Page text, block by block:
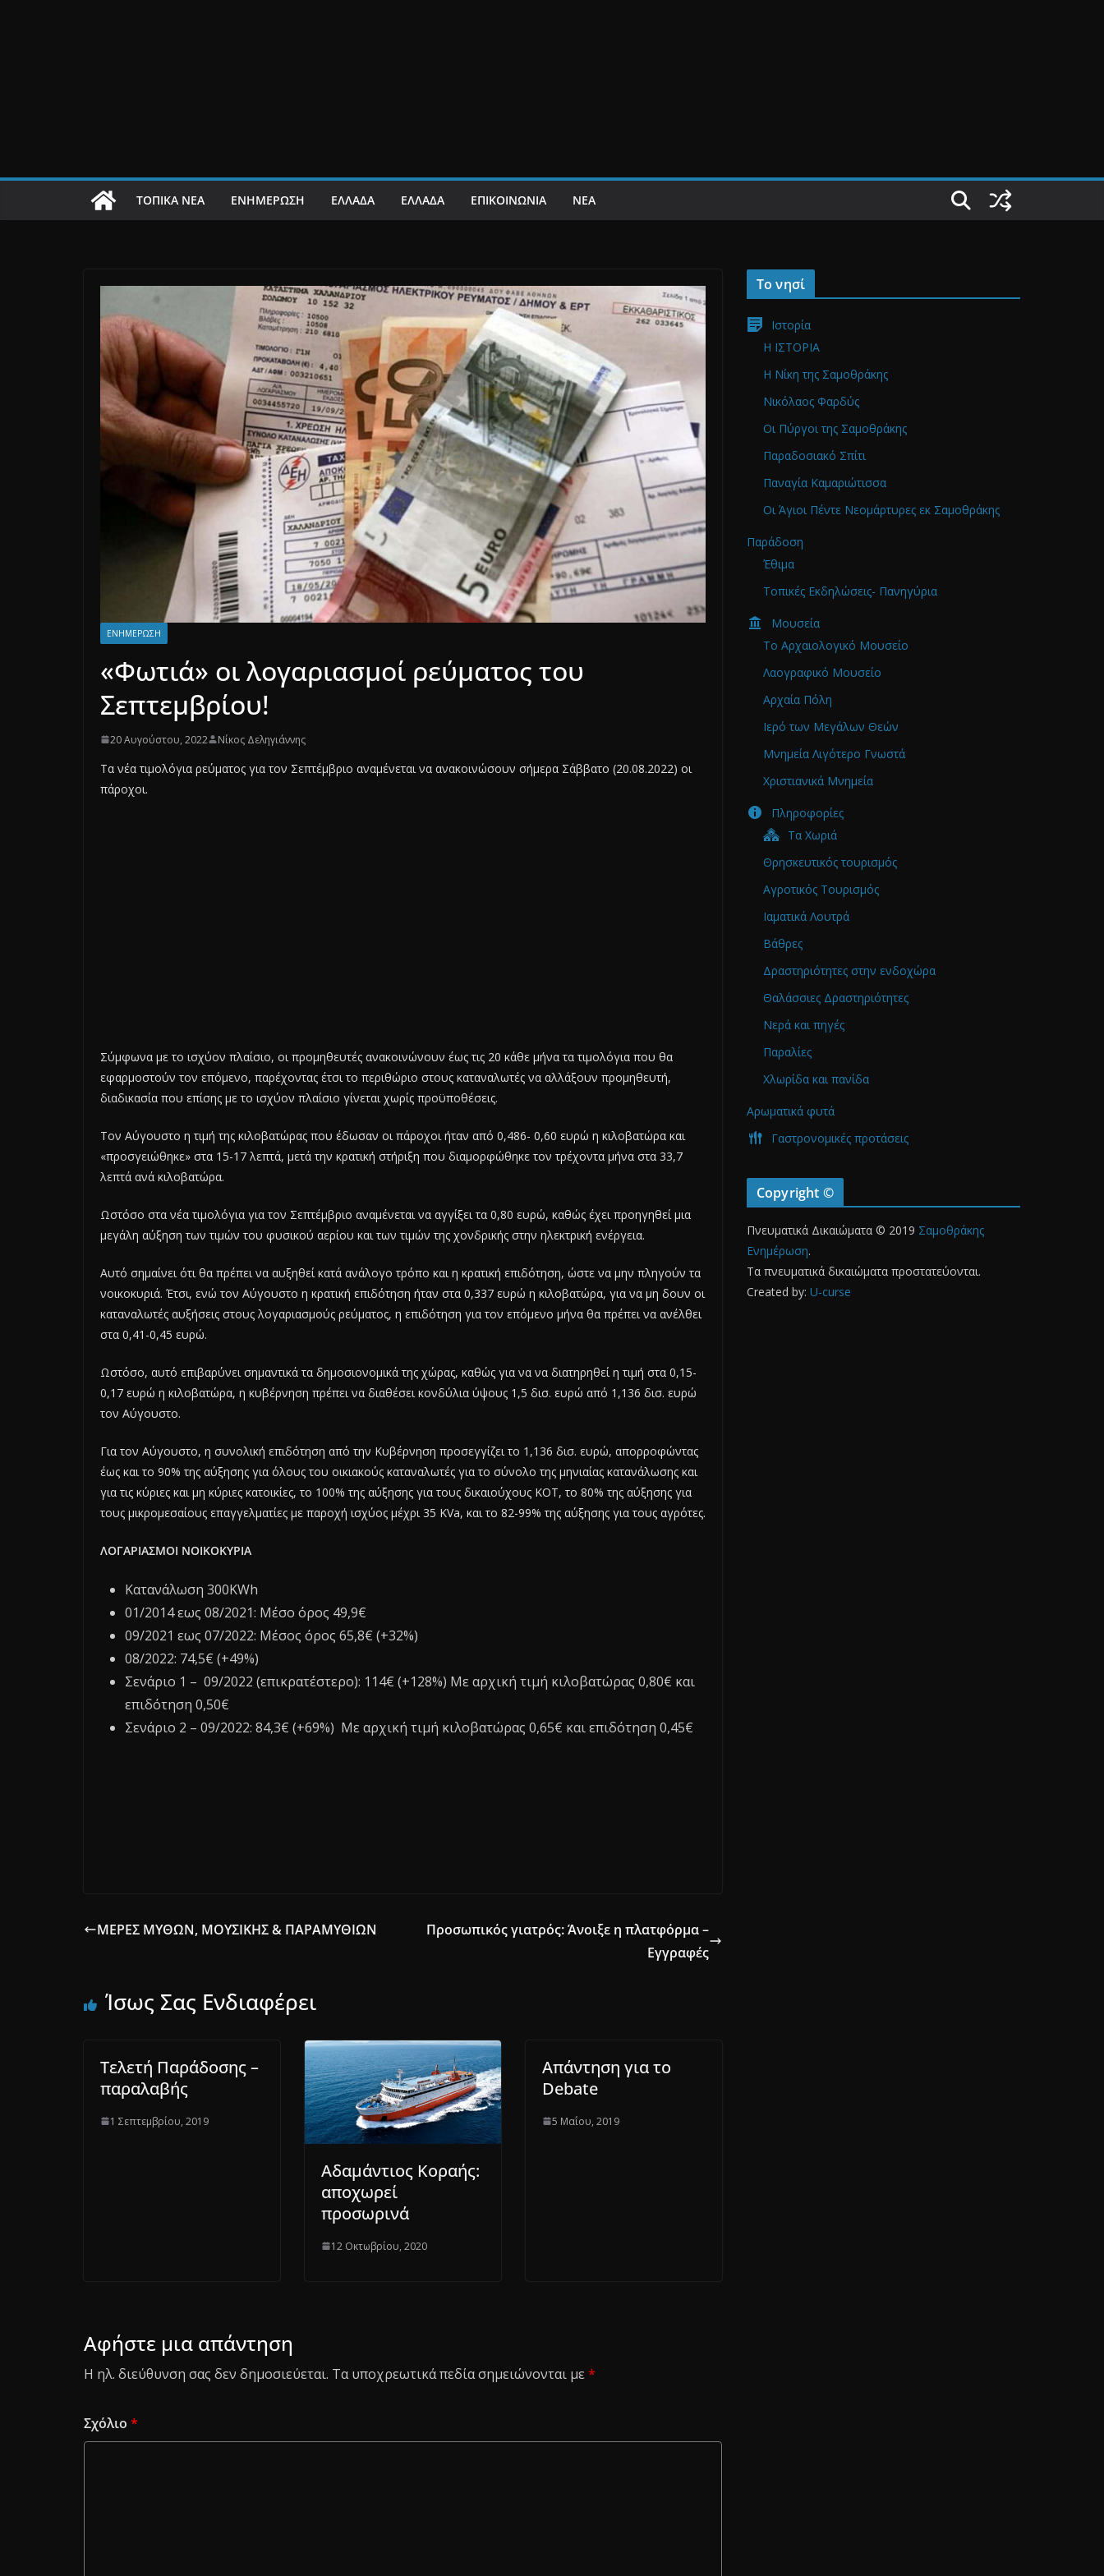
ΤΟΠΙΚΆ ΝΈΑ ΕΝΗΜΈΡΩΣΗ ΕΛΛΑΔΑ ΕΛΛΑΔΑ ΕΠΙΚΟΙΝΩΝΙΑ ΝΕΑ
ΕΝΗΜΈΡΩΣΗ
«Φωτιά» οι λογαριασμοί ρεύματος του
Σεπτεμβρίου!
20 Αυγούστου, 2022 Νίκος Δεληγιάννης
Τα νέα τιμολόγια ρεύματος για τον Σεπτέμβριο αναμένεται να ανακοινώσουν σήμερα Σάββατο (20.08.2022) οι
πάροχοι.
Σύμφωνα με το ισχύον πλαίσιο, οι προμηθευτές ανακοινώνουν έως τις 20 κάθε μήνα τα τιμολόγια που θα
εφαρμοστούν τον επόμενο, παρέχοντας έτσι το περιθώριο στους καταναλωτές να αλλάξουν προμηθευτή,
διαδικασία που επίσης με το ισχύον πλαίσιο γίνεται χωρίς προϋποθέσεις.
Τον Αύγουστο η τιμή της κιλοβατώρας που έδωσαν οι πάροχοι ήταν από 0,486- 0,60 ευρώ η κιλοβατώρα και
«προσγειώθηκε» στα 15-17 λεπτά, μετά την κρατική στήριξη που διαμορφώθηκε τον τρέχοντα μήνα στα 33,7
λεπτά ανά κιλοβατώρα.
Ωστόσο στα νέα τιμολόγια για τον Σεπτέμβριο αναμένεται να αγγίξει τα 0,80 ευρώ, καθώς έχει προηγηθεί μια
μεγάλη αύξηση των τιμών του φυσικού αερίου και των τιμών της χονδρικής στην ηλεκτρική ενέργεια.
Αυτό σημαίνει ότι θα πρέπει να αυξηθεί κατά ανάλογο τρόπο και η κρατική επιδότηση, ώστε να μην πληγούν τα
νοικοκυριά. Έτσι, ενώ τον Αύγουστο η κρατική επιδότηση ήταν στα 0,337 ευρώ η κιλοβατώρα, για να μη δουν οι
καταναλωτές αυξήσεις στους λογαριασμούς ρεύματος, η επιδότηση για τον επόμενο μήνα θα πρέπει να ανέλθει
στα 0,41-0,45 ευρώ.
Ωστόσο, αυτό επιβαρύνει σημαντικά τα δημοσιονομικά της χώρας, καθώς για να να διατηρηθεί η τιμή στα 0,15-
0,17 ευρώ η κιλοβατώρα, η κυβέρνηση πρέπει να διαθέσει κονδύλια ύψους 1,5 δισ. ευρώ από 1,136 δισ. ευρώ
τον Αύγουστο.
Για τον Αύγουστο, η συνολική επιδότηση από την Κυβέρνηση προσεγγίζει το 1,136 δισ. ευρώ, απορροφώντας
έως και το 90% της αύξησης για όλους του οικιακούς καταναλωτές για το σύνολο της μηνιαίας κατανάλωσης και
για τις κύριες και μη κύριες κατοικίες, το 100% της αύξησης για τους δικαιούχους ΚΟΤ, το 80% της αύξησης για
τους μικρομεσαίους επαγγελματίες με παροχή ισχύος μέχρι 35 KVa, και το 82-99% της αύξησης για τους αγρότες.
ΛΟΓΑΡΙΑΣΜΟΙ ΝΟΙΚΟΚΥΡΙΑ
Κατανάλωση 300KWh
01/2014 εως 08/2021: Μέσο όρος 49,9€
09/2021 εως 07/2022: Μέσος όρος 65,8€ (+32%)
08/2022: 74,5€ (+49%)
Σενάριο 1 – 09/2022 (επικρατέστερο): 114€ (+128%) Με αρχική τιμή κιλοβατώρας 0,80€ και
επιδότηση 0,50€
Σενάριο 2 – 09/2022: 84,3€ (+69%) Με αρχική τιμή κιλοβατώρας 0,65€ και επιδότηση 0,45€
ΜΕΡΕΣ ΜΥΘΩΝ, ΜΟΥΣΙΚΗΣ & ΠΑΡΑΜΥΘΙΩΝ
Προσωπικός γιατρός: Άνοιξε η πλατφόρμα –
Eγγραφές
Ίσως Σας Ενδιαφέρει
Τελετή Παράδοσης –
παραλαβής
1 Σεπτεμβρίου, 2019
Αδαμάντιος Κοραής:
αποχωρεί
προσωρινά
12 Οκτωβρίου, 2020
Απάντηση για το
Debate
5 Μαΐου, 2019
Αφήστε μια απάντηση
Η ηλ. διεύθυνση σας δεν δημοσιεύεται. Τα υποχρεωτικά πεδία σημειώνονται με*
Σχόλιο *
Το νησί
Ιστορία
Η ΙΣΤΟΡΙΑ
Η Νίκη της Σαμοθράκης
Νικόλαος Φαρδύς
Οι Πύργοι της Σαμοθράκης
Παραδοσιακό Σπίτι
Παναγία Καμαριώτισσα
Οι Άγιοι Πέντε Νεομάρτυρες εκ Σαμοθράκης
Παράδοση
Έθιμα
Τοπικές Εκδηλώσεις- Πανηγύρια
Μουσεία
Το Αρχαιολογικό Μουσείο
Λαογραφικό Μουσείο
Αρχαία Πόλη
Ιερό των Μεγάλων Θεών
Μνημεία Λιγότερο Γνωστά
Χριστιανικά Μνημεία
Πληροφορίες
Τα Χωριά
Θρησκευτικός τουρισμός
Αγροτικός Τουρισμός
Ιαματικά Λουτρά
Βάθρες
Δραστηριότητες στην ενδοχώρα
Θαλάσσιες Δραστηριότητες
Νερά και πηγές
Παραλίες
Χλωρίδα και πανίδα
Αρωματικά φυτά
Γαστρονομικές προτάσεις
Copyright ©
Πνευματικά Δικαιώματα © 2019 Σαμοθράκης
Ενημέρωση.
Τα πνευματικά δικαιώματα προστατεύονται.
Created by: U-curse